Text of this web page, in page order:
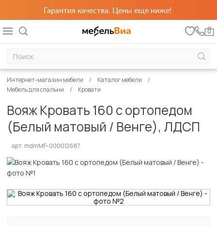
Гарантия качества. Цены еще ниже!
0
Интернет-магазин мебели
Каталог мебели
Мебель для спальни
Кровати
Вояж Кровать 160 с ортопедом
(Белый матовый / Венге), ЛДСП
арт. mdmMF-000012687